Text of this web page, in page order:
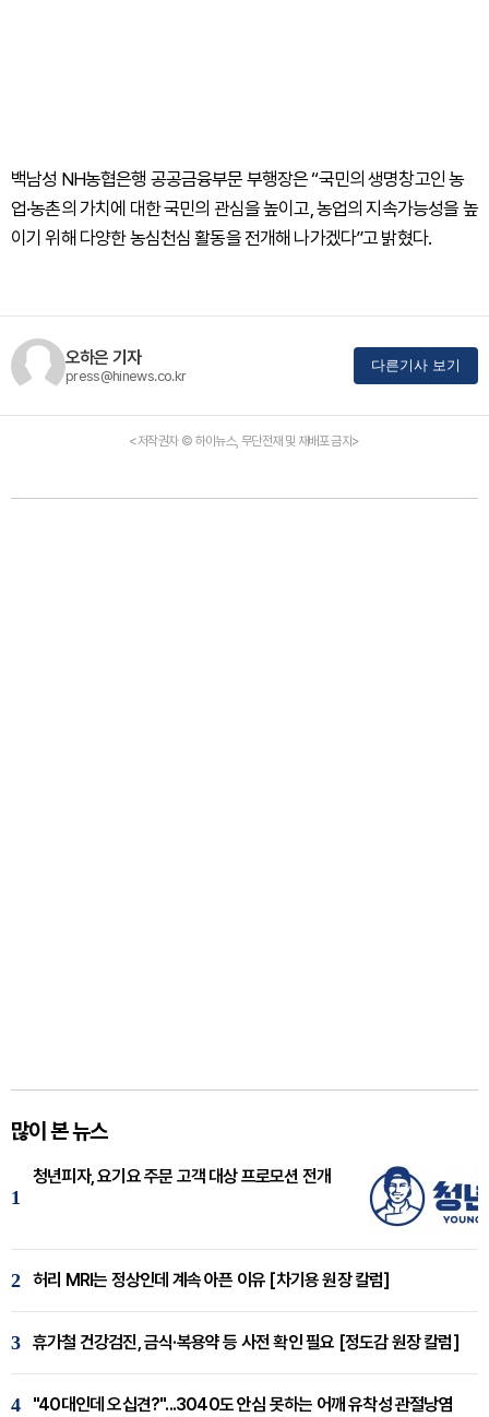
백남성 NH농협은행 공공금융부문 부행장은 “국민의 생명창고인 농
업·농촌의 가치에 대한 국민의 관심을 높이고, 농업의 지속가능성을 높
이기 위해 다양한 농심천심 활동을 전개해 나가겠다”고 밝혔다.
오하은 기자
press@hinews.co.kr
다른기사 보기
<저작권자 © 하이뉴스, 무단전재 및 재배포 금지>
많이 본 뉴스
1
청년피자, 요기요 주문 고객 대상 프로모션 전개
2 허리 MRI는 정상인데 계속 아픈 이유 [차기용 원장 칼럼]
3 휴가철 건강검진, 금식·복용약 등 사전 확인 필요 [정도감 원장 칼럼]
4 "40대인데 오십견?"...3040도 안심 못하는 어깨 유착성 관절낭염